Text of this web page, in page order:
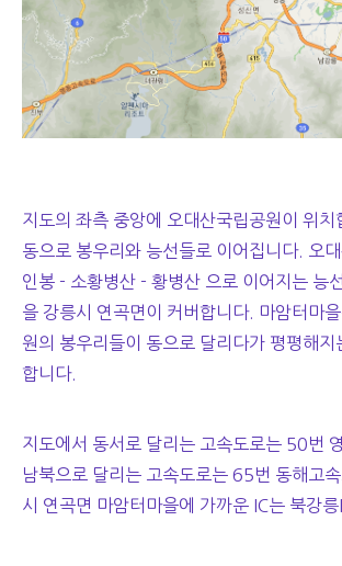
지도의 좌측 중앙에 오대산국립공원이 위치
동으로 봉우리와 능선들로 이어집니다. 오
인봉 - 소황병산 - 황병산 으로 이어지는 능
을 강릉시 연곡면이 커버합니다. 마암터마
원의 봉우리들이 동으로 달리다가 평평해지
합니다.
지도에서 동서로 달리는 고속도로는 50번
남북으로 달리는 고속도로는 65번 동해고
시 연곡면 마암터마을에 가까운 IC는 북강릉